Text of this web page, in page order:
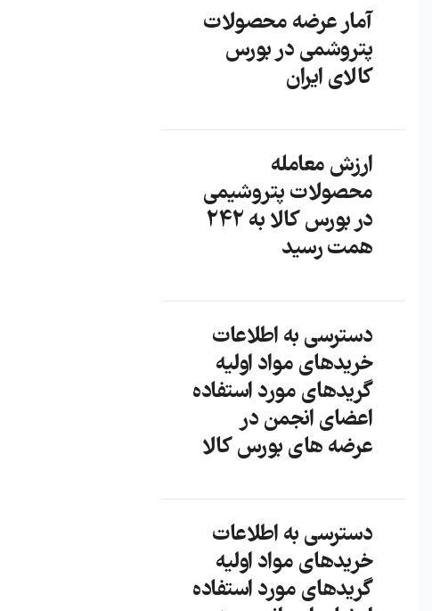
آمار عرضه محصولات
پتروشمی در بورس
کالای ایران
ارزش معامله
محصولات پتروشیمی
در بورس کالا به 242
همت رسید
دسترسی به اطلاعات
خریدهای مواد اولیه
گریدهای مورد استفاده
اعضای انجمن در
عرضه های بورس کالا
دسترسی به اطلاعات
خریدهای مواد اولیه
گریدهای مورد استفاده